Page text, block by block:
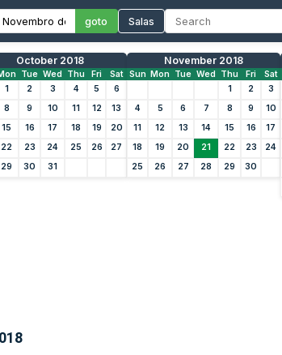
goto Salas
October 2018
Tue Wed Thu Fri
Sat
1
2 3 4 5
6
8 9 10 11 12
13
15 16 17 18 19
20
22 23 24 25 26
27
29 30 31
November 2018
Sun Mon Tue Wed Thu Fri
Sat
1
2
3
4
5 6 7 8 9
10
11
12 13 14 15 16
17
18
19 20 21 22 23
24
25
26 27 28 29 30